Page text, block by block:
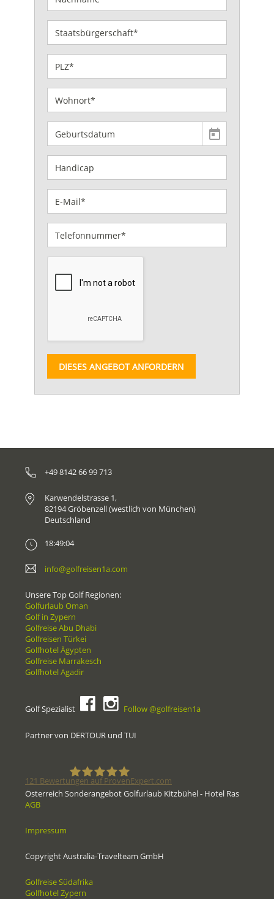
DIESES ANGEBOT ANFORDERN
+49 8142 66 99 713
Karwendelstrasse 1,
82194 Gröbenzell (westlich von München)
Deutschland
18:49:04
info@golfreisen1a.com
Unsere Top Golf Regionen:
Golfurlaub Oman
Golf in Zypern
Golfreise Abu Dhabi
Golfreisen Türkei
Golfhotel Ägypten
Golfreise Marrakesch
Golfhotel Agadir
Golf Spezialist Follow @golfreisen1a
Partner von DERTOUR und TUI
121 Bewertungen auf ProvenExpert.com
Österreich Sonderangebot Golfurlaub Kitzbühel - Hotel Ras
AGB
Impressum
Copyright Australia-Travelteam GmbH
Golfreise Südafrika
Golfhotel Zypern